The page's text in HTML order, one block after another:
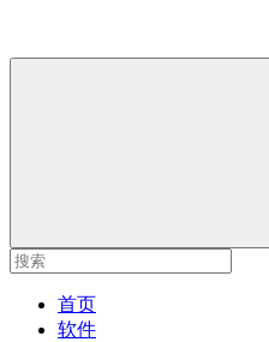
首页
软件